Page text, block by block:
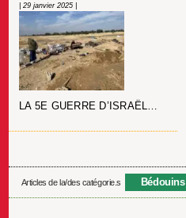
| 29 janvier 2025 |
LA 5E GUERRE D’ISRAËL…
Articles de la/des catégorie.s Bédouins